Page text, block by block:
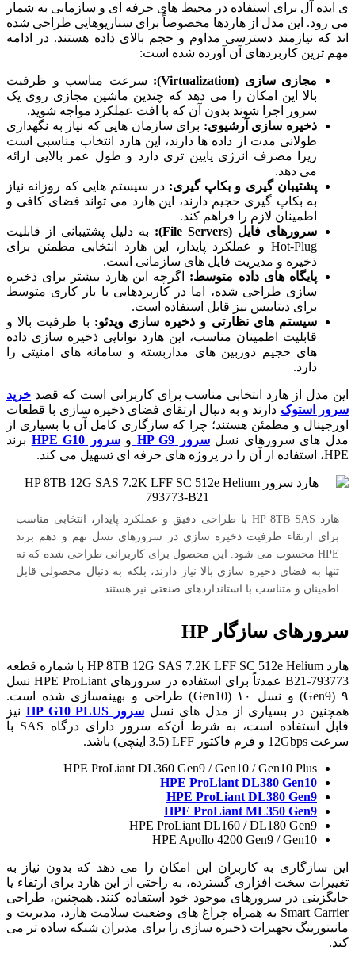
ی ایده آل برای استفاده در محیط های حرفه ای و سازمانی به شمار
می رود. این مدل از هاردها مخصوصاً برای سناریوهایی طراحی شده
اند که نیازمند دسترسی مداوم و حجم بالای داده هستند. در ادامه
مهم ترین کاربردهای آن آورده شده است:
مجازی سازی (Virtualization):
سرعت مناسب و ظرفیت
بالا این امکان را می دهد که چندین ماشین مجازی روی یک
سرور اجرا شوند بدون آن که با افت عملکرد مواجه شوید.
ذخیره سازی آرشیوی: برای سازمان هایی که نیاز به نگهداری
طولانی مدت از داده ها دارند، این هارد انتخاب مناسبی است
زیرا مصرف انرژی پایین تری دارد و طول عمر بالایی ارائه
می دهد.
پشتیبان گیری و بکاپ گیری: در سیستم هایی که روزانه نیاز
به بکاپ گیری حجیم دارند، این هارد می تواند فضای کافی و
اطمینان لازم را فراهم کند.
سرورهای فایل (File Servers):
به دلیل پشتیبانی از قابلیت
Hot-Plug و عملکرد پایدار، این هارد انتخابی مطمئن برای
ذخیره و مدیریت فایل های سازمانی است.
پایگاه های داده متوسط: اگرچه این هارد بیشتر برای ذخیره
سازی طراحی شده، اما در کاربردهایی با بار کاری متوسط
برای دیتابیس نیز قابل استفاده است.
سیستم های نظارتی و ذخیره سازی ویدئو: با ظرفیت بالا و
قابلیت اطمینان مناسب، این هارد توانایی ذخیره سازی داده
های حجیم دوربین های مداربسته و سامانه های امنیتی را
دارد.
این مدل از هارد انتخابی مناسب برای کاربرانی است که قصد خرید
سرور استوک دارند و به دنبال ارتقای فضای ذخیره سازی با قطعات
اورجینال و مطمئن هستند؛ چرا که سازگاری کامل آن با بسیاری از
مدل های سرورهای نسلسرور HP G9 وسرور HPE G10
برند
HPE، استفاده از آن را در پروژه های حرفه ای تسهیل می کند.
هارد HP 8TB SAS با طراحی دقیق و عملکرد پایدار، انتخابی مناسب
برای ارتقاء ظرفیت ذخیره سازی در سرورهای نسل نهم و دهم برند
HPE محسوب می شود. این محصول برای کاربرانی طراحی شده که نه
تنها به فضای ذخیره سازی بالا نیاز دارند، بلکه به دنبال محصولی قابل
اطمینان و متناسب با استانداردهای صنعتی نیز هستند.
سرورهای سازگار HP
هارد HP 8TB 12G SAS 7.2K LFF SC 512e Helium با شماره قطعه
793773-B21 عمدتاً برای استفاده در سرورهای HPE ProLiant نسل
۹ (Gen9) و نسل ۱۰ (Gen10) طراحی و بهینه‌سازی شده است.
همچنین در بسیاری از مدل های نسل سرور HP G10 PLUS
نیز
قابل استفاده است، به شرط آن‌که سرور دارای درگاه SAS با
سرعت 12Gbps و فرم فاکتور LFF (3.5 اینچی) باشد.
HPE ProLiant DL360 Gen9 / Gen10 / Gen10 Plus
HPE ProLiant DL380 Gen10
HPE ProLiant DL380 Gen9
HPE ProLiant ML350 Gen9
HPE ProLiant DL160 / DL180 Gen9
HPE Apollo 4200 Gen9 / Gen10
این سازگاری به کاربران این امکان را می دهد که بدون نیاز به
تغییرات سخت افزاری گسترده، به راحتی از این هارد برای ارتقاء یا
جایگزینی در سرورهای موجود خود استفاده کنند. همچنین، طراحی
Smart Carrier به همراه چراغ های وضعیت سلامت هارد، مدیریت و
مانیتورینگ تجهیزات ذخیره سازی را برای مدیران شبکه ساده تر می
کند.